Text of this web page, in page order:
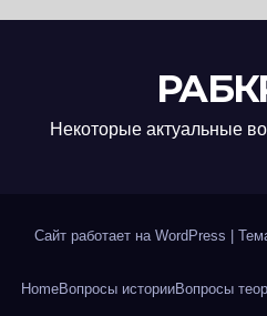
Некоторые актуальные
Сайт работает на WordPress
HomeВопросы историиВопросы